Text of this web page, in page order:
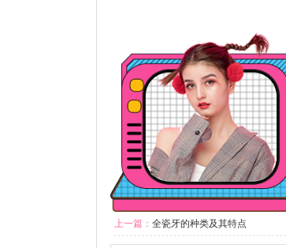
上一篇： 全瓷牙的种类及其特点